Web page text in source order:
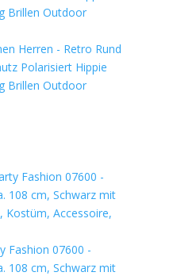
Herren - Retro Rund
Polarisiert Hippie
Brillen Outdoor
Fashion 07600 -
108 cm, Schwarz mit